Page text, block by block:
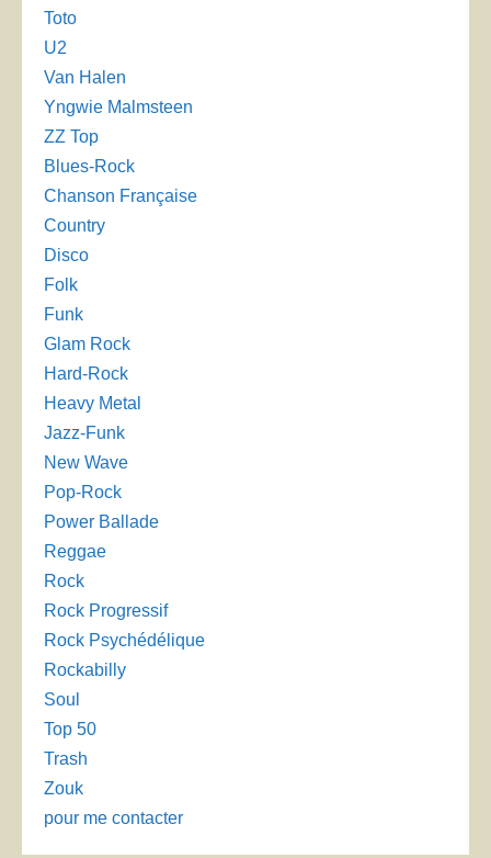
Toto
U2
Van Halen
Yngwie Malmsteen
ZZ Top
Blues-Rock
Chanson Française
Country
Disco
Folk
Funk
Glam Rock
Hard-Rock
Heavy Metal
Jazz-Funk
New Wave
Pop-Rock
Power Ballade
Reggae
Rock
Rock Progressif
Rock Psychédélique
Rockabilly
Soul
Top 50
Trash
Zouk
pour me contacter